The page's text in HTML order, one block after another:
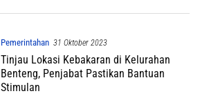
Pemerintahan 31 Oktober 2023
Tinjau Lokasi Kebakaran di Kelurahan
Benteng, Penjabat Pastikan Bantuan
Stimulan